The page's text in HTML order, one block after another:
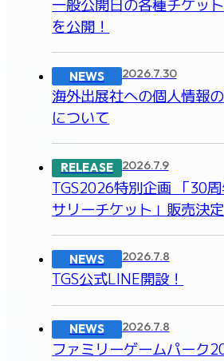
一般公開日の各種チケッ
を公開！
NEWS 2026.7.30
海外出展社への個人情報
について
RELEASE 2026.7.9
TGS2026特別企画 「30
サリーチケット」販売決定
NEWS 2026.7.8
TGS公式LINE開設！
NEWS 2026.7.8
ファミリーゲームパーク